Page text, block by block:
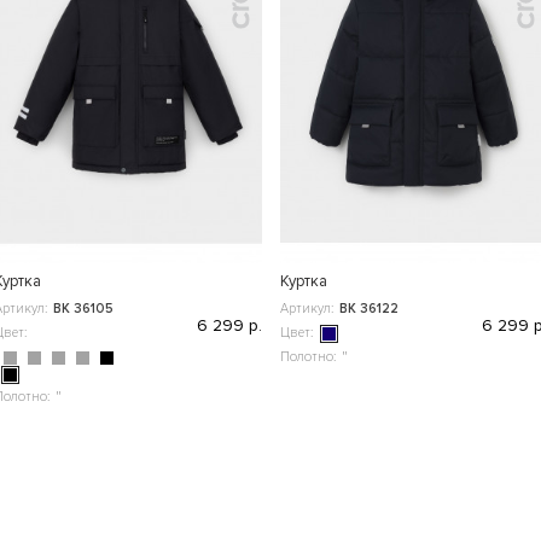
ВК 36105
"
6 299 р.
Куртка
Артикул: ВК 36122
Цвет:
Полотно: "
6 299